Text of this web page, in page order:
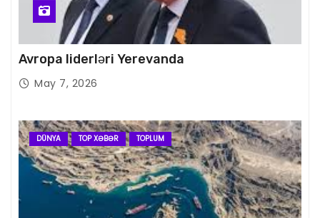
Avropa liderləri Yerevanda
May 7, 2026
DÜNYA TOP XƏBƏR TOPLUM